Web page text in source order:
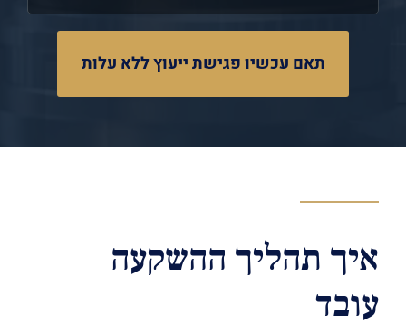
תאם עכשיו פגישת ייעוץ ללא עלות
איך תהליך ההשקעה
עובד